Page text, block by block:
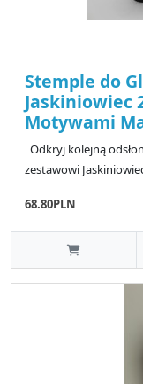
Stemple do
Jaskiniowiec
Motywami
Odkryj kolejną
zestawowi
68.80PLN